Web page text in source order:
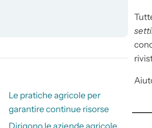
Le pratiche agricole per
garantire continue risorse